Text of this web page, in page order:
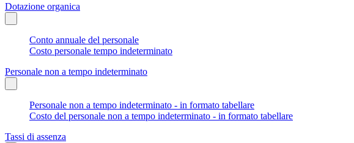
Dotazione organica
Conto annuale del personale
Costo personale tempo indeterminato
Personale non a tempo indeterminato
Personale non a tempo indeterminato - in formato tabellare
Costo del personale non a tempo indeterminato - in formato tabellare
Tassi di assenza